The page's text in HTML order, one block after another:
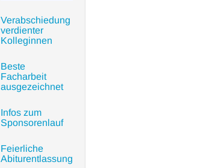
Verabschiedung
verdienter
Kolleginnen
Beste
Facharbeit
ausgezeichnet
Infos zum
Sponsorenlauf
Feierliche
Abiturentlassung